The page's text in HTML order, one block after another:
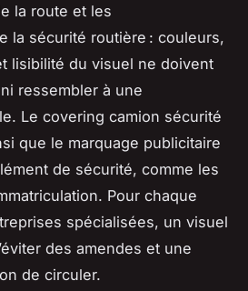
la route et les
la sécurité routière : couleurs,
lisibilité du visuel ne doivent
ressembler à une
Le covering camion sécurité
que le marquage publicitaire
de sécurité, comme les
Pour chaque
spécialisées, un visuel
des amendes et une
de circuler.